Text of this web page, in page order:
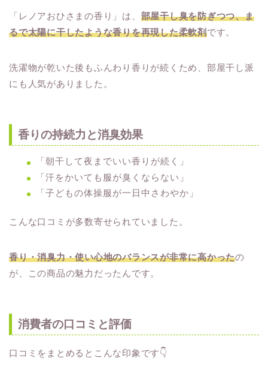
「レノアおひさまの香り」は、 部屋干し臭を防ぎつつ、ま
るで太陽に干したような香りを再現した柔軟剤です。
洗濯物が乾いた後もふんわり香りが続くため、部屋干し派
にも人気がありました。
香りの持続力と消臭効果
「朝干して夜までいい香りが続く」
「汗をかいても服が臭くならない」
「子どもの体操服が一日中さわやか」
こんな口コミが多数寄せられていました。
香り・消臭力・使い心地のバランスが非常に高かったの
が、この商品の魅力だったんです。
消費者の口コミと評価
口コミをまとめるとこんな印象です👇